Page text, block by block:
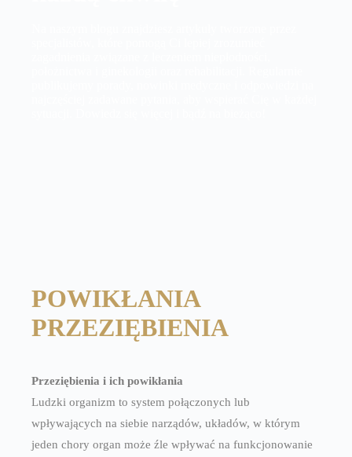
POWIKŁANIA
PRZEZIĘBIENIA
Przeziębienia i ich powikłania
Ludzki organizm to system połączonych lub
wpływających na siebie narządów, układów, w którym
jeden chory organ może źle wpływać na funkcjonowanie